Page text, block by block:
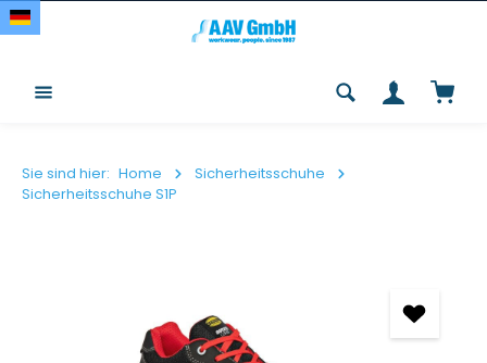
Zum Hauptinhalt springen
Sie sind hier: Home
Sicherheitsschuhe
Sicherheitsschuhe S1P